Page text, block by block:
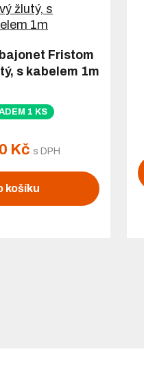
Fristom
s kabelem 1m
1 KS
Kč s DPH
košíku